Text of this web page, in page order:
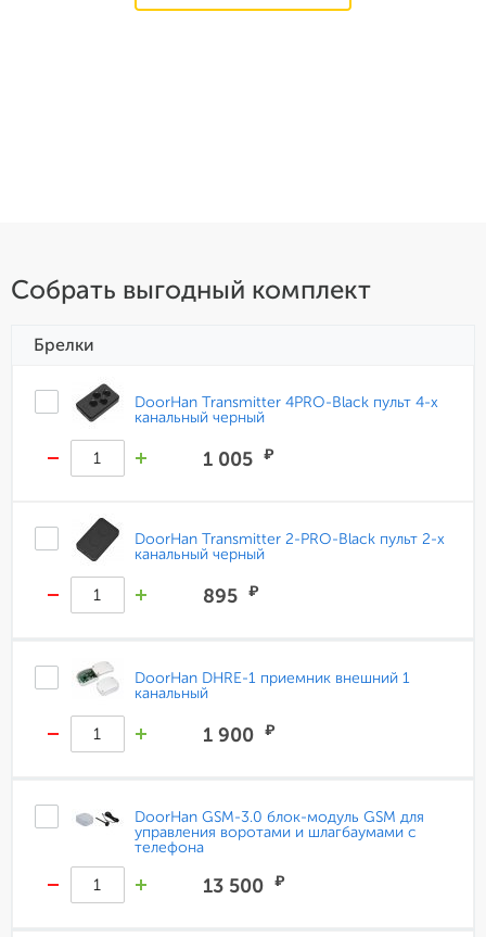
Собрать выгодный комплект
Брелки
DoorHan Transmitter 4PRO-Black пульт 4-х
канальный черный
1 005 ₽
DoorHan Transmitter 2-PRO-Black пульт 2-х
канальный черный
895 ₽
DoorHan DHRE-1 приемник внешний 1
канальный
1 900 ₽
DoorHan GSM-3.0 блок-модуль GSM для
управления воротами и шлагбаумами с
телефона
13 500 ₽